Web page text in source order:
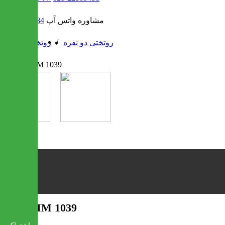
09302308484 مشاوره واتس آپ
روتختی / روتختی دو نفره
روتختی IM 1039